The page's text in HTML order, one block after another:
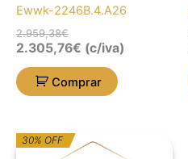
Ewwk-2246B.4.A26
2.959,38€
2.305,76€ (c/iva)
Comprar
30% OFF O
preço
O
preço